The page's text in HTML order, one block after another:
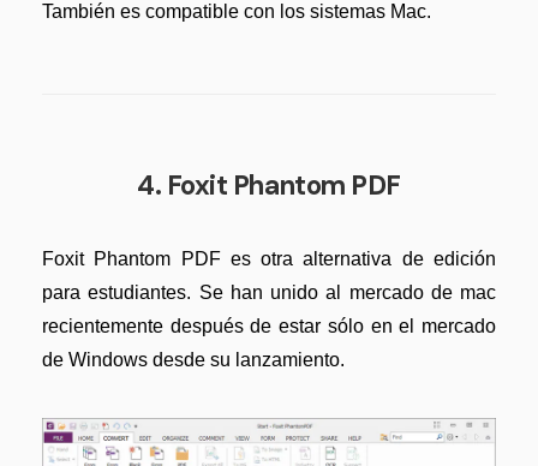
También es compatible con los sistemas Mac.
4. Foxit Phantom PDF
Foxit Phantom PDF es otra alternativa de edición
para estudiantes. Se han unido al mercado de mac
recientemente después de estar sólo en el mercado
de Windows desde su lanzamiento.